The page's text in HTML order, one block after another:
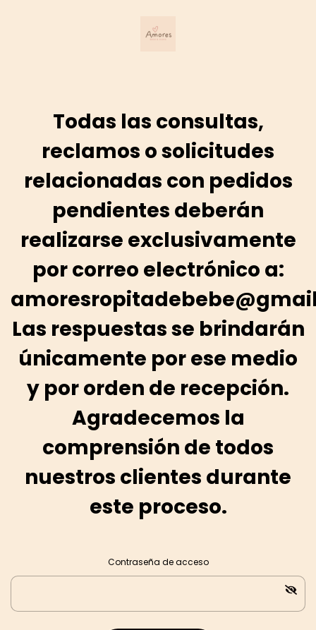
Todas las consultas,
reclamos o solicitudes
relacionadas con pedidos
pendientes deberán
realizarse exclusivamente
por correo electrónico a:
Las respuestas se brindarán
únicamente por ese medio
y por orden de recepción.
Agradecemos la
comprensión de todos
nuestros clientes durante
este proceso.
Contraseña de acceso